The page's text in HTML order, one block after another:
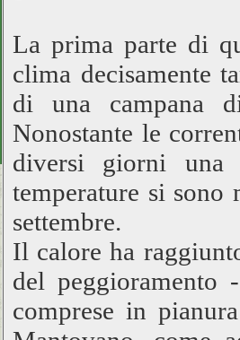
La prima parte di
clima decisamente
di una campana
Nonostante le
diversi giorni una
temperature si
settembre.
Il calore ha
del peggioramento
comprese in